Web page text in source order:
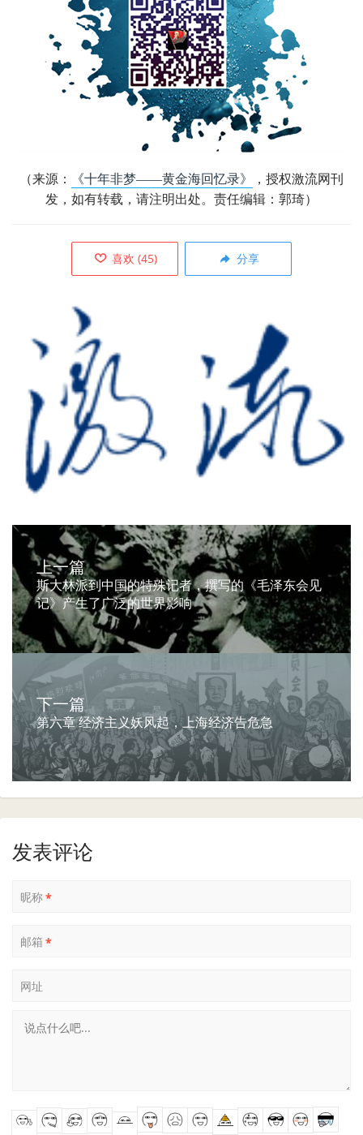
（来源： 《十年非梦——黄金海回忆录》
，授权激流网刊
发，如有转载，请注明出处。责任编辑：郭琦）
喜欢 (45) 分享
上一篇
斯大林派到中国的特殊记者，撰写的《毛泽东会见
记》产生了广泛的世界影响
下一篇
第六章 经济主义妖风起，上海经济告危急
发表评论
昵称*
邮箱 *
网址